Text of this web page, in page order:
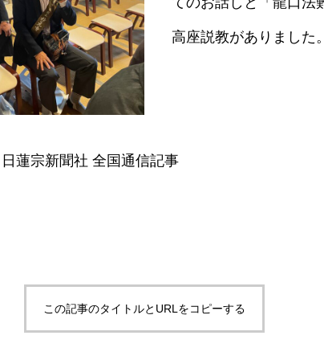
高座説教がありました。
日蓮宗新聞社 全国通信記事
この記事のタイトルとURLをコピーする